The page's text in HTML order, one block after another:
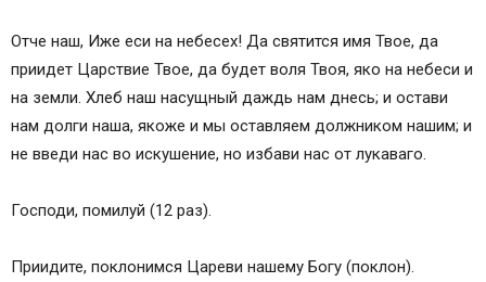
Псалом 90
Тропарь, глас 8-й
Псалом 50
Канон, глас 8-й
Песнь 1
Седален, глас 5-й
Песнь 5
Отче наш, Иже еси на небесех! Да святится имя Твое, да
приидет Царствие Твое, да будет воля Твоя, яко на небеси и
на земли. Хлеб наш насущный даждь нам днесь; и остави
нам долги наша, якоже и мы оставляем должником нашим; и
не введи нас во искушение, но избави нас от лукаваго.
Господи, помилуй (12 раз).
Приидите, поклонимся Цареви нашему Богу (поклон).